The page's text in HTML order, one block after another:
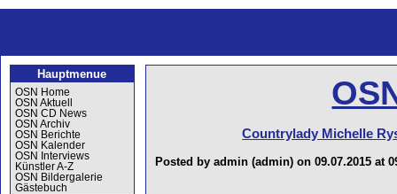
Hauptmenue
OSN Home
OSN Aktuell
OSN CD News
OSN Archiv
OSN Berichte
OSN Kalender
OSN Interviews
Künstler A-Z
OSN Bildergalerie
Gästebuch
Countrylady Michelle
Posted by admin (admin) on 09.07.2015 at